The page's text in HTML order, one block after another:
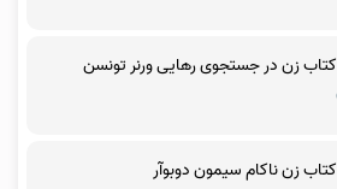
زن در جستجوی رهایی ورنر تونسن
زن ناکام سیمون دوبوآر